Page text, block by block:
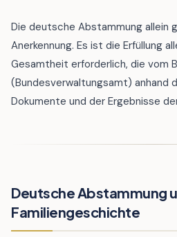
Die deutsche Abstammung allein
Anerkennung. Es ist die Erfüllung
Gesamtheit erforderlich, die vom
(Bundesverwaltungsamt) anhand
Dokumente und der Ergebnisse
Deutsche Abstammung
Familiengeschichte